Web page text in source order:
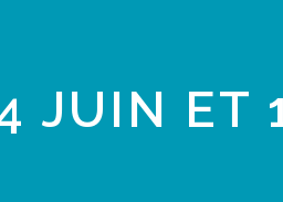
JUIN ET